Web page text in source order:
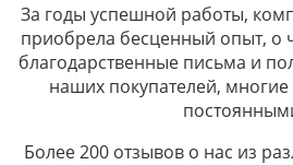
За годы успешной работы,
приобрела бесценный опыт, о
благодарственные письма и
наших покупателей, многие
Более 200 отзывов о нас из